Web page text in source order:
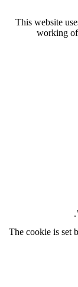
This website
working of
The cookie is set